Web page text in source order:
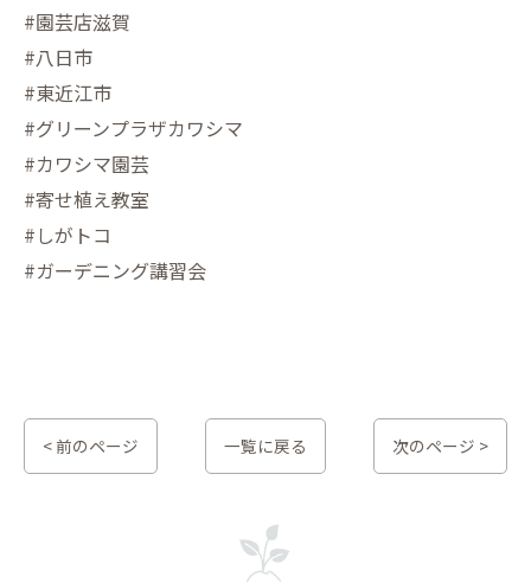
#園芸店滋賀
#八日市
#東近江市
#グリーンプラザカワシマ
#カワシマ園芸
#寄せ植え教室
#しがトコ
#ガーデニング講習会
< 前のページ 一覧に戻る 次のページ >